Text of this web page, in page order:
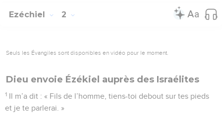
Ezéchiel 2
Seuls les Évangiles sont disponibles en vidéo pour le moment.
Dieu envoie Ézékiel auprès des Israélites
1 Il m’a dit : « Fils de l’homme, tiens-toi debout sur tes pieds
et je te parlerai. »